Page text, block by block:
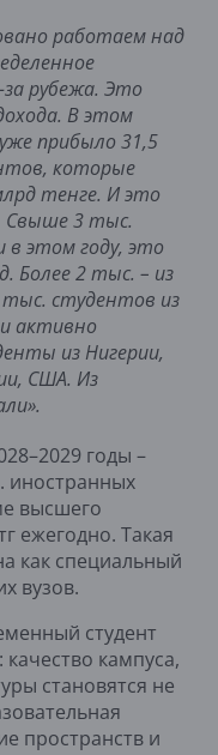
работаем над
рубежа. Это
В этом
прибыло 31,5
которые
тенге. И это
Свыше 3 тыс.
в этом году, это
Более 2 тыс. – из
студентов из
активно
из Нигерии,
США. Из
годы –
иностранных
высшего
ежегодно. Такая
как специальный
вузов.
студент
кампуса,
становятся не
пространств и